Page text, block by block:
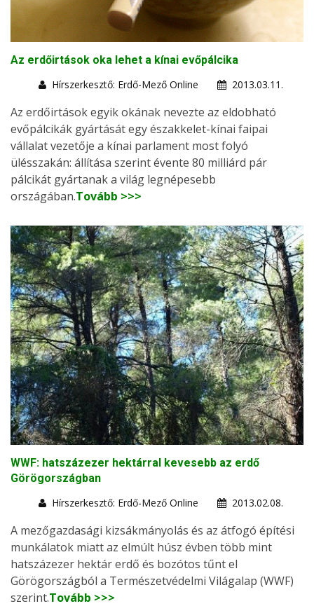
Az erdőirtások oka lehet a kínai evőpálcika
Hírszerkesztő: Erdő-Mező Online
2013.03.11.
Az erdőirtások egyik okának nevezte az eldobható
evőpálcikák gyártását egy északkelet-kínai faipai
vállalat vezetője a kínai parlament most folyó
ülésszakán: állítása szerint évente 80 milliárd pár
pálcikát gyártanak a világ legnépesebb
országában.Tovább >>>
WWF: hatszázezer hektárral kevesebb az erdő
Görögországban
Hírszerkesztő: Erdő-Mező Online
2013.02.08.
A mezőgazdasági kizsákmányolás és az átfogó építési
munkálatok miatt az elmúlt húsz évben több mint
hatszázezer hektár erdő és bozótos tűnt el
Görögországból a Természetvédelmi Világalap (WWF)
szerint.Tovább >>>